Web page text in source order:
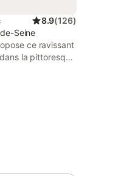
8.9(126)
Seine
ce ravissant
la pittoresque
cocon offre un